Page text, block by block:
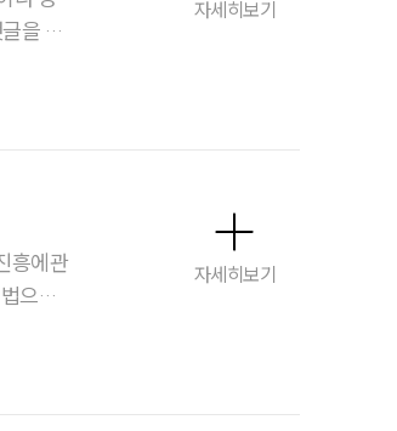
고객후기
을 다
고할
자세히보기
흥에관
으로
자세히보기